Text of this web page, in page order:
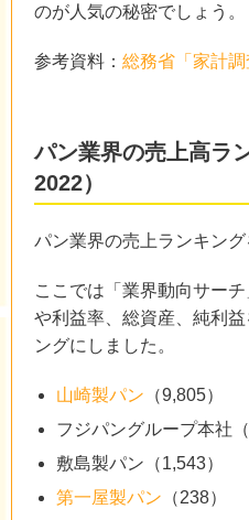
のが人気の秘密でしょう。
参考資料： 総務省「家計
パン業界の売上高ラ
2022）
パン業界の売上ランキング
ここでは「業界動向サー
や利益率、総資産、純利
ングにしました。
山崎製パン （9,805）
フジパングループ本社（
敷島製パン（1,543）
第一屋製パン （238）